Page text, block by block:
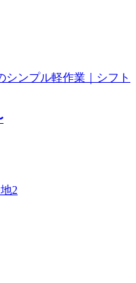
シンプル軽作業｜シフト
2